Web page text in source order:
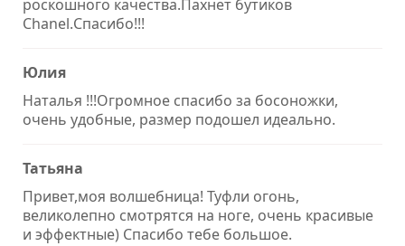
роскошного качества.Пахнет бутиков
Chanel.Спасибо!!!
Юлия
Наталья !!!Огромное спасибо за босоножки,
очень удобные, размер подошел идеально.
Татьяна
Привет,моя волшебница! Туфли огонь,
великолепно смотрятся на ноге, очень красивые
и эффектные) Спасибо тебе большое.